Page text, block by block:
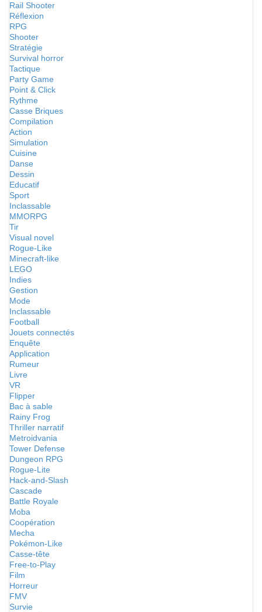
Rail Shooter
Réflexion
RPG
Shooter
Stratégie
Survival horror
Tactique
Party Game
Point & Click
Rythme
Casse Briques
Compilation
Action
Simulation
Cuisine
Danse
Dessin
Educatif
Sport
Inclassable
MMORPG
Tir
Visual novel
Rogue-Like
Minecraft-like
LEGO
Indies
Gestion
Mode
Inclassable
Football
Jouets connectés
Enquête
Application
Rumeur
Livre
VR
Flipper
Bac à sable
Rainy Frog
Thriller narratif
Metroidvania
Tower Defense
Dungeon RPG
Rogue-Lite
Hack-and-Slash
Cascade
Battle Royale
Moba
Coopération
Mecha
Pokémon-Like
Casse-tête
Free-to-Play
Film
Horreur
FMV
Survie